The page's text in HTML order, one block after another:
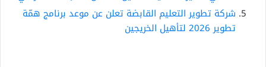
شركة تطوير التعليم القابضة تعلن عن موعد برنامج همّة
تطوير 2026 لتأهيل الخريجين